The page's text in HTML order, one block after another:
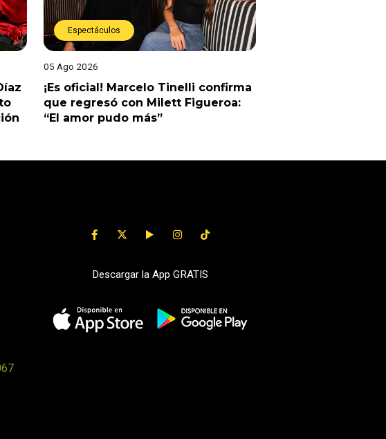
Espectáculos
05 Ago 2026
¡Es oficial! Marcelo Tinelli confirma
que regresó con Milett Figueroa:
“El amor pudo más”
Descargar la App GRATIS